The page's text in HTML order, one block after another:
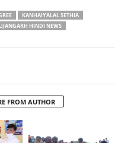
KANHAIYALAL SETHIA
HINDI NEWS
FROM AUTHOR